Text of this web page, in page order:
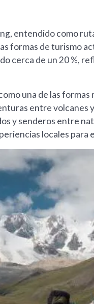
entendido como
formas de turismo
cerca de un 20 %,
una de las
entre volcanes
y senderos entre
locales para